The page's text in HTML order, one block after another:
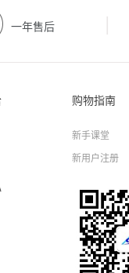
一年售后 |
购物指南
新手课堂
新用户注册